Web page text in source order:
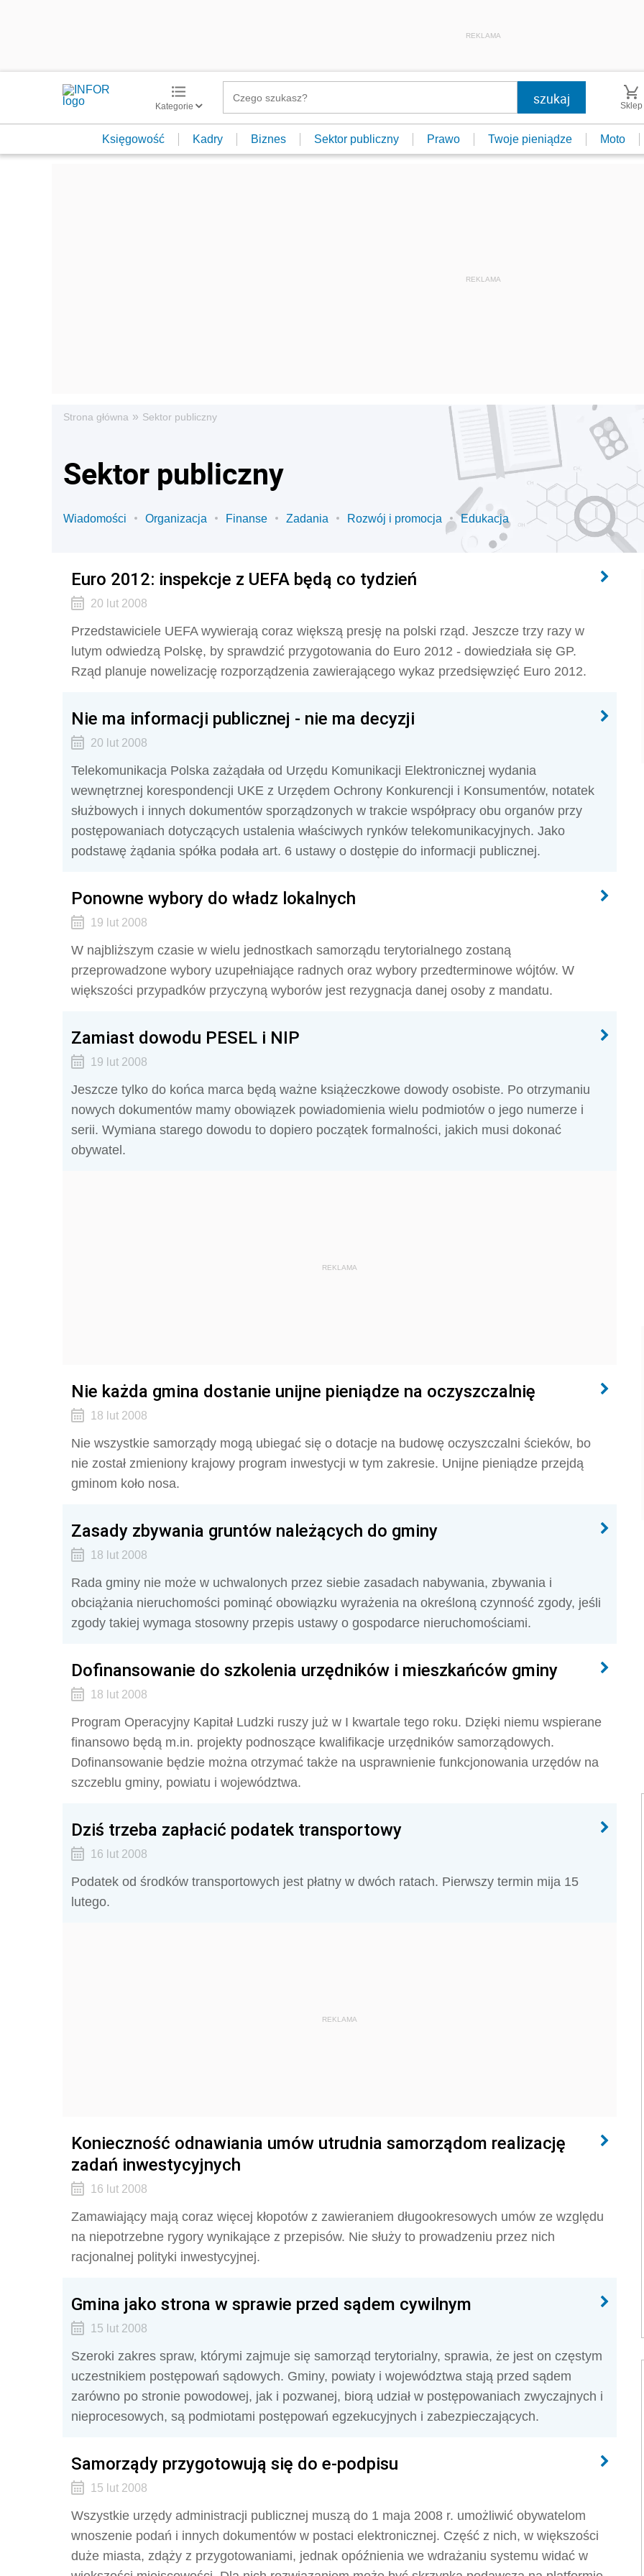
REKLAMA
Kategorie Sklep
Księgowość Kadry Biznes Sektor publiczny Prawo Twoje pieniądze Moto
Strona główna » Sektor publiczny
Sektor publiczny
Wiadomości Organizacja Finanse Zadania Rozwój i promocja Edukacja
Euro 2012: inspekcje z UEFA będą co tydzień
20 lut 2008
Przedstawiciele UEFA wywierają coraz większą presję na polski rząd. Jeszcze trzy razy w
lutym odwiedzą Polskę, by sprawdzić przygotowania do Euro 2012 - dowiedziała się GP.
Rząd planuje nowelizację rozporządzenia zawierającego wykaz przedsięwzięć Euro 2012.
Nie ma informacji publicznej - nie ma decyzji
20 lut 2008
Telekomunikacja Polska zażądała od Urzędu Komunikacji Elektronicznej wydania
wewnętrznej korespondencji UKE z Urzędem Ochrony Konkurencji i Konsumentów, notatek
służbowych i innych dokumentów sporządzonych w trakcie współpracy obu organów przy
postępowaniach dotyczących ustalenia właściwych rynków telekomunikacyjnych. Jako
podstawę żądania spółka podała art. 6 ustawy o dostępie do informacji publicznej.
Ponowne wybory do władz lokalnych
19 lut 2008
W najbliższym czasie w wielu jednostkach samorządu terytorialnego zostaną
przeprowadzone wybory uzupełniające radnych oraz wybory przedterminowe wójtów. W
większości przypadków przyczyną wyborów jest rezygnacja danej osoby z mandatu.
Zamiast dowodu PESEL i NIP
19 lut 2008
Jeszcze tylko do końca marca będą ważne książeczkowe dowody osobiste. Po otrzymaniu
nowych dokumentów mamy obowiązek powiadomienia wielu podmiotów o jego numerze i
serii. Wymiana starego dowodu to dopiero początek formalności, jakich musi dokonać
obywatel.
REKLAMA
Nie każda gmina dostanie unijne pieniądze na oczyszczalnię
18 lut 2008
Nie wszystkie samorządy mogą ubiegać się o dotacje na budowę oczyszczalni ścieków, bo
nie został zmieniony krajowy program inwestycji w tym zakresie. Unijne pieniądze przejdą
gminom koło nosa.
Zasady zbywania gruntów należących do gminy
18 lut 2008
Rada gminy nie może w uchwalonych przez siebie zasadach nabywania, zbywania i
obciążania nieruchomości pominąć obowiązku wyrażenia na określoną czynność zgody, jeśli
zgody takiej wymaga stosowny przepis ustawy o gospodarce nieruchomościami.
Dofinansowanie do szkolenia urzędników i mieszkańców gminy
18 lut 2008
Program Operacyjny Kapitał Ludzki ruszy już w I kwartale tego roku. Dzięki niemu wspierane
finansowo będą m.in. projekty podnoszące kwalifikacje urzędników samorządowych.
Dofinansowanie będzie można otrzymać także na usprawnienie funkcjonowania urzędów na
szczeblu gminy, powiatu i województwa.
Dziś trzeba zapłacić podatek transportowy
16 lut 2008
Podatek od środków transportowych jest płatny w dwóch ratach. Pierwszy termin mija 15
lutego.
REKLAMA
Konieczność odnawiania umów utrudnia samorządom realizację
zadań inwestycyjnych
16 lut 2008
Zamawiający mają coraz więcej kłopotów z zawieraniem długookresowych umów ze względu
na niepotrzebne rygory wynikające z przepisów. Nie służy to prowadzeniu przez nich
racjonalnej polityki inwestycyjnej.
Gmina jako strona w sprawie przed sądem cywilnym
15 lut 2008
Szeroki zakres spraw, którymi zajmuje się samorząd terytorialny, sprawia, że jest on częstym
uczestnikiem postępowań sądowych. Gminy, powiaty i województwa stają przed sądem
zarówno po stronie powodowej, jak i pozwanej, biorą udział w postępowaniach zwyczajnych i
nieprocesowych, są podmiotami postępowań egzekucyjnych i zabezpieczających.
Samorządy przygotowują się do e-podpisu
15 lut 2008
Wszystkie urzędy administracji publicznej muszą do 1 maja 2008 r. umożliwić obywatelom
wnoszenie podań i innych dokumentów w postaci elektronicznej. Część z nich, w większości
duże miasta, zdąży z przygotowaniami, jednak opóźnienia we wdrażaniu systemu widać w